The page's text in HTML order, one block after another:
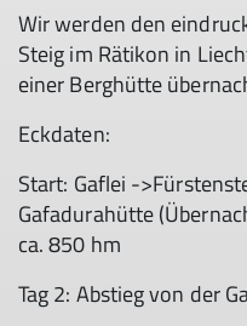
Wir werden den
Steig im Rätikon in
einer Berghütte
Eckdaten:
Start: Gaflei -
Gafadurahütte
ca. 850 hm
Tag 2: Abstieg von der